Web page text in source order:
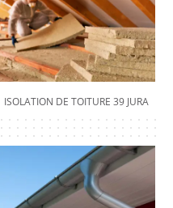
ISOLATION DE TOITURE 39 JURA